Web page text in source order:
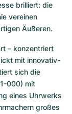
brilliert: die
vereinen
Äußeren.
– konzentriert
mit innovativ-
sich die
000) mit
eines Uhrwerks
großes